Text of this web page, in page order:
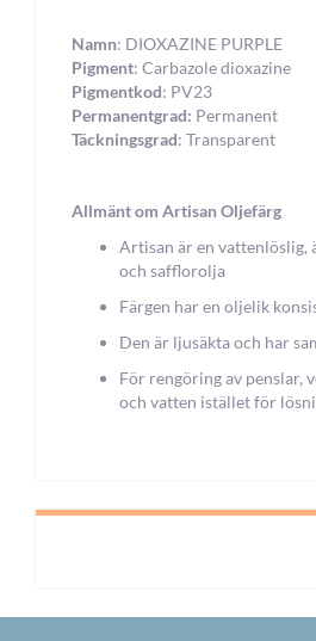
Namn: DIOXAZINE PURPLE
Pigment: Carbazole dioxazine
Pigmentkod: PV23
Permanentgrad: Permanent
Täckningsgrad: Transparent
Allmänt om Artisan Oljefärg
Artisan är en vattenlöslig,
och safflorolja
Färgen har en oljelik
Den är ljusäkta och har
För rengöring av penslar,
och vatten istället för